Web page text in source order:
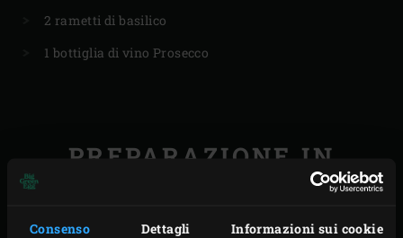
Consenso Dettagli Informazioni sui cookie
2 rametti di basilico
1 bottiglia di vino Prosecco
PREPARAZIONE IN
Mentre il patè di cinghiale si cuoce nell’EGG,